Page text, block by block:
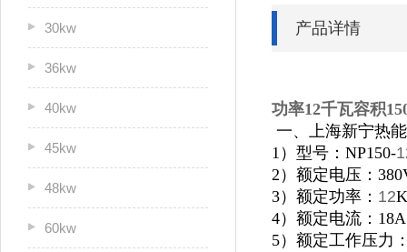
30kw
36kw
40kw
45kw
48kw
60kw
产品详情
功率12千瓦容积
一、上海新宁热
1）型号：NP150-
2）额定电压：
3）额定功率： 12
4）额定电流：18A
5）额定工作压力